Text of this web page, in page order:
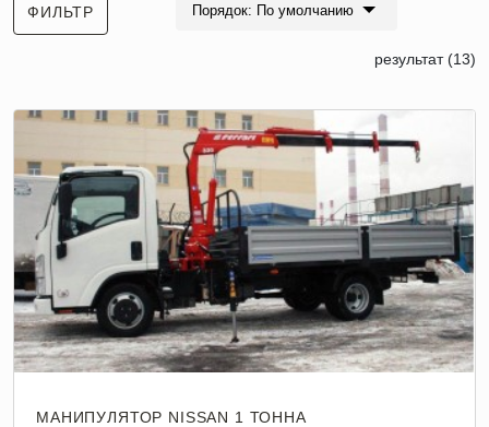
ФИЛЬТР Порядок: По умолчанию
результат (13)
МАНИПУЛЯТОР NISSAN 1 ТОННА